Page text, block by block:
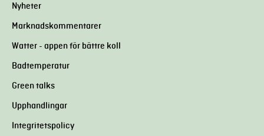
Nyheter
Marknadskommentarer
Watter - appen för bättre koll
Badtemperatur
Green talks
Upphandlingar
Integritetspolicy